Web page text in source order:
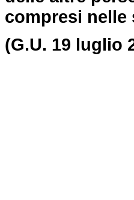
compresi nelle
(G.U. 19 luglio